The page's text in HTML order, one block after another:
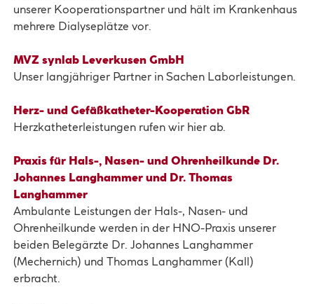
unserer Kooperationspartner und hält im Krankenhaus
mehrere Dialyseplätze vor.
MVZ synlab Leverkusen GmbH
Unser langjähriger Partner in Sachen Laborleistungen.
Herz- und Gefäßkatheter-Kooperation GbR
Herzkatheterleistungen rufen wir hier ab.
Praxis für Hals-, Nasen- und Ohrenheilkunde Dr.
Johannes Langhammer und Dr. Thomas
Langhammer
Ambulante Leistungen der Hals-, Nasen- und
Ohrenheilkunde werden in der HNO-Praxis unserer
beiden Belegärzte Dr. Johannes Langhammer
(Mechernich) und Thomas Langhammer (Kall)
erbracht.